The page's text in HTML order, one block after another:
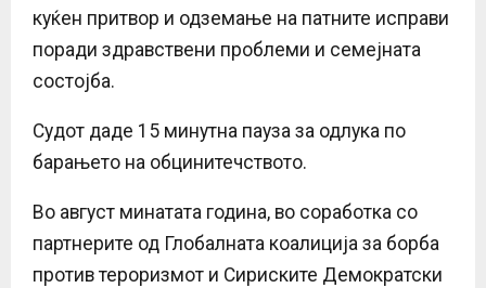
куќен притвор и одземање на патните исправи
поради здравствени проблеми и семејната
состојба.
Судот даде 15 минутна пауза за одлука по
барањето на обцинитечството.
Во август минатата година, во соработка со
партнерите од Глобалната коалиција за борба
против тероризмот и Сириските Демократски